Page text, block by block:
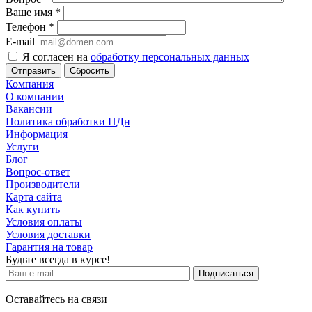
Ваше имя *
Телефон *
E-mail
Я согласен на обработку персональных данных
Сбросить
Компания
О компании
Вакансии
Политика обработки ПДн
Информация
Услуги
Блог
Вопрос-ответ
Производители
Карта сайта
Как купить
Условия оплаты
Условия доставки
Гарантия на товар
Будьте всегда в курсе!
Оставайтесь на связи